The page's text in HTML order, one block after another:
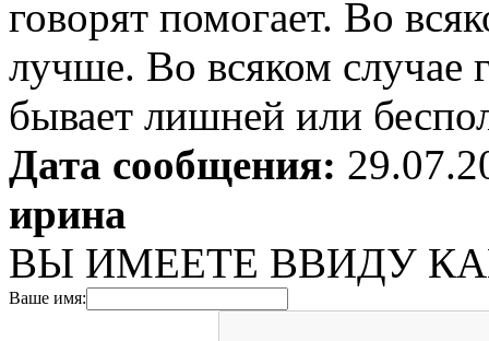
говорят помогает. Во
лучше. Во всяком случае
бывает лишней или
Дата сообщения:
ирина
ВЫ ИМЕЕТЕ ВВИДУ
Ваше имя: